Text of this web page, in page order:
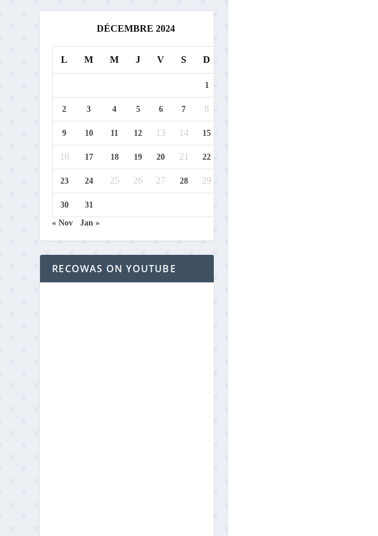
DÉCEMBRE 2024
L M M J V S D
1
2 3 4 5 6 7 8
9 10 11 12 13 14 15
16 17 18 19 20 21 22
23 24 25 26 27 28 29
30
31
« Nov
Jan »
RECOWAS ON YOUTUBE